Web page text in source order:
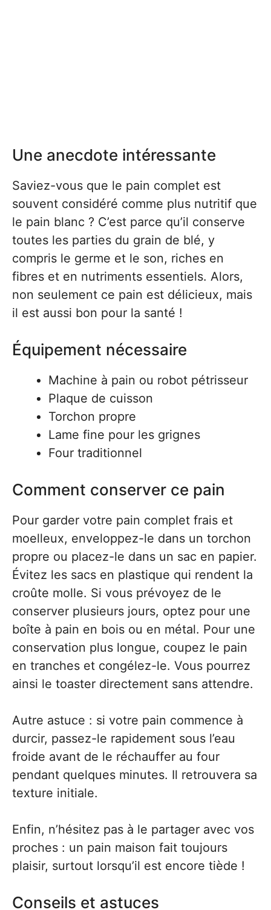
Une anecdote intéressante
Saviez-vous que le pain complet est
souvent considéré comme plus nutritif que
le pain blanc ? C’est parce qu’il conserve
toutes les parties du grain de blé, y
compris le germe et le son, riches en
fibres et en nutriments essentiels. Alors,
non seulement ce pain est délicieux, mais
il est aussi bon pour la santé !
Équipement nécessaire
Machine à pain ou robot pétrisseur
Plaque de cuisson
Torchon propre
Lame fine pour les grignes
Four traditionnel
Comment conserver ce pain
Pour garder votre pain complet frais et
moelleux, enveloppez-le dans un torchon
propre ou placez-le dans un sac en papier.
Évitez les sacs en plastique qui rendent la
croûte molle. Si vous prévoyez de le
conserver plusieurs jours, optez pour une
boîte à pain en bois ou en métal. Pour une
conservation plus longue, coupez le pain
en tranches et congélez-le. Vous pourrez
ainsi le toaster directement sans attendre.
Autre astuce : si votre pain commence à
durcir, passez-le rapidement sous l’eau
froide avant de le réchauffer au four
pendant quelques minutes. Il retrouvera sa
texture initiale.
Enfin, n’hésitez pas à le partager avec vos
proches : un pain maison fait toujours
plaisir, surtout lorsqu’il est encore tiède !
Conseils et astuces